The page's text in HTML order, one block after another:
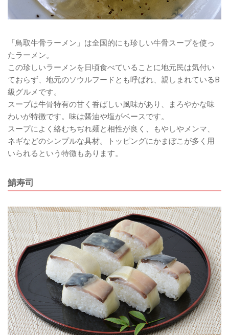
「鳥取牛骨ラーメン」は全国的にも珍しい牛骨スープを使っ
たラーメン。
この珍しいラーメンを日頃食べていることに地元民は気付い
ておらず、地元のソウルフードとも呼ばれ、親しまれているB
級グルメです。
スープは牛骨特有の甘く香ばしい風味があり、まろやかな味
わいが特徴です。味は醤油や塩がベースです。
スープによく絡むちぢれ麺と相性が良く、もやしやメンマ、
ネギなどのシンプルな具材。トッピングにかまぼこが多く用
いられるという特徴もあります。
鯖寿司